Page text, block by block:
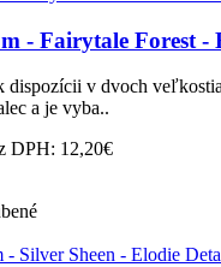
- Fairytale Forest -
dispozícii v dvoch
a je vyba..
DPH: 12,20€